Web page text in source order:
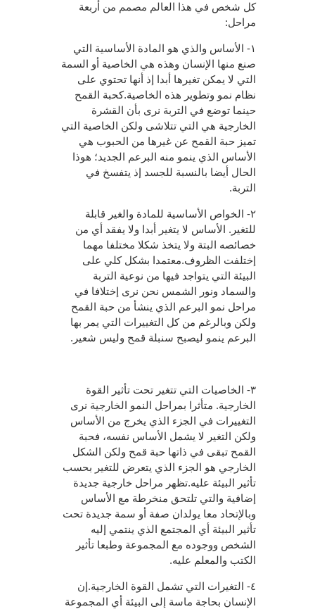
كل شخص في هذا العالم مصمم من أربعة
مراحل:
١- الأساس والذي هو المادة الأساسية التي
صنع منها الإنسان وهذه هي الخاصية أو السمة
التي لا يمكن تغيرها أبدا إذ أنها تحتوي على
نظام نمو وتطوير هذه الخاصية.كحبة القمح
حينما توضع في التربة نرى بأن القشرة
الخارجية هي التي تتلاشى ولكن الخاصية التي
تميز حبة القمح عن غيرها من الحبوب هي
الأساس الذي ينمو منه البرعم الجديد؛ هوذا
الحال أيضا بالنسبة للجسد إذ يتفسخ في
التربة.
٢- الخواص الأساسية للمادة والغير قابلة
للتغير. الأساس لا يتغير أبدا ولا يفقد أي من
خصائصه البتة ولا يتخذ شكلا مختلفا مهما
إختلفت الظروف.معتمدا بشكل كلي على
البيئة التي يتواجد فيها من نوعية التربة
والسماد ونور الشمس نحن نرى إختلافا في
مراحل نمو البرعم الذي ينشأ من حبة القمح
ولكن وبالرغم من كل التغييرات التي يمر بها
البرعم ينمو ليصبح سنبلة قمح وليس شعير.
٣- الخاصيات التي تتغير تحت تأثير القوة
الخارجية. متأثرا بمراحل النمو الخارجية نرى
التغييرات في الجزء الذي يخرج من الأساس
ولكن التغير لا يشمل الأساس نفسه، فحبة
القمح تبقى في ذاتها حبة قمح ولكن الشكل
الخارجي هو الجزء الذي يتعرض للتغير بحسب
تأثير البيئة عليه.تظهر مراحل خارجية جديدة
إضافية والتي تلتحق منخرطة مع الأساس
وبالإتحاد معا يولدان صفة أو سمة جديدة تحت
تأثير البيئة أي المجتمع الذي ينتمي إليه
الشخص ووجوده مع المجموعة وطبعا تأثير
الكتب والمعلم عليه.
٤- التغيرات التي تشمل القوة الخارجية.إن
الإنسان بحاجة ماسة إلى البيئة أي المجموعة